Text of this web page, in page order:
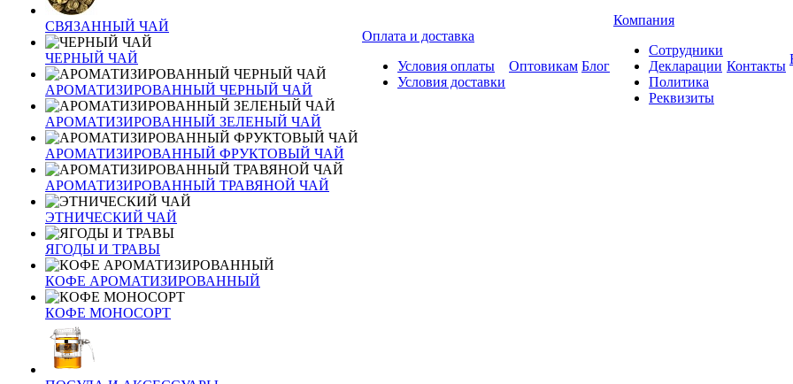
СВЯЗАННЫЙ ЧАЙ
ЧЕРНЫЙ ЧАЙ
АРОМАТИЗИРОВАННЫЙ ЧЕРНЫЙ ЧАЙ
АРОМАТИЗИРОВАННЫЙ ЗЕЛЕНЫЙ ЧАЙ
АРОМАТИЗИРОВАННЫЙ ФРУКТОВЫЙ ЧАЙ
АРОМАТИЗИРОВАННЫЙ ТРАВЯНОЙ ЧАЙ
ЭТНИЧЕСКИЙ ЧАЙ
ЯГОДЫ И ТРАВЫ
КОФЕ АРОМАТИЗИРОВАННЫЙ
КОФЕ МОНОСОРТ
Оплата и доставка
Условия оплаты
Условия доставки
Оптовикам Блог
Компания
Сотрудники
Декларации
Политика
Реквизиты
Контакты